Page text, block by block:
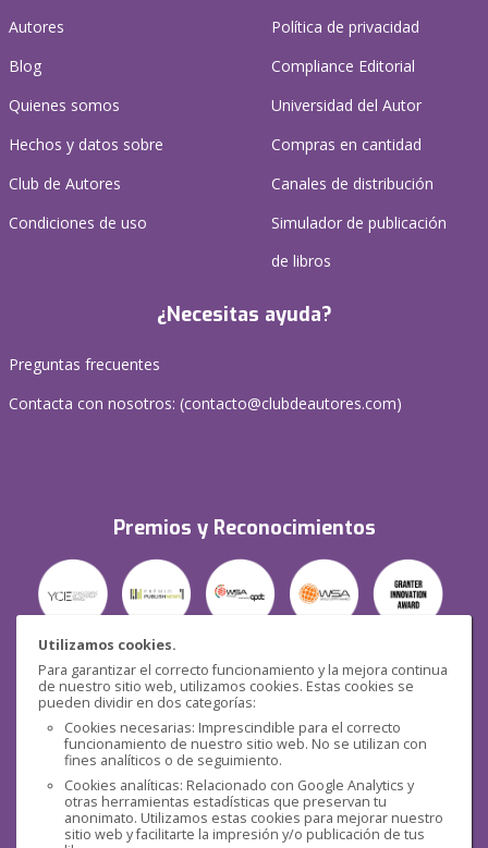
Utilizamos cookies.
Para garantizar el correcto funcionamiento y la mejora continua
de nuestro sitio web, utilizamos cookies. Estas cookies se
pueden dividir en dos categorías:
Cookies necesarias: Imprescindible para el correcto
funcionamiento de nuestro sitio web. No se utilizan con
fines analíticos o de seguimiento.
Cookies analíticas: Relacionado con Google Analytics y
otras herramientas estadísticas que preservan tu
anonimato. Utilizamos estas cookies para mejorar nuestro
sitio web y facilitarte la impresión y/o publicación de tus
Autores
Blog
Quienes somos
Hechos y datos sobre
Club de Autores
Condiciones de uso
Política de privacidad
Compliance Editorial
Universidad del Autor
Compras en cantidad
Canales de distribución
Simulador de publicación
de libros
¿Necesitas ayuda?
Preguntas frecuentes
Contacta con nosotros: (contacto@clubdeautores.com)
Premios y Reconocimientos
Seguridad
Redes sociales